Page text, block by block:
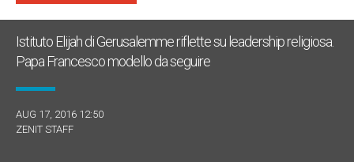
Istituto Elijah di Gerusalemme riflette su leadership religiosa.
Papa Francesco modello da seguire
AUG 17, 2016 12:50
ZENIT STAFF